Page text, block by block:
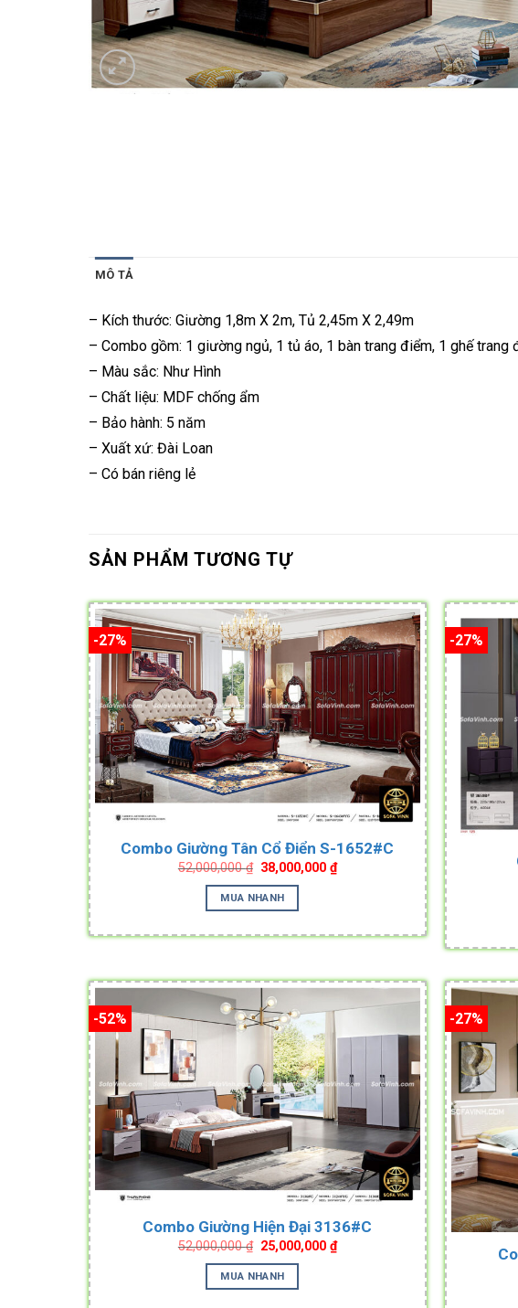
MÔ TẢ
– Kích thước: Giường 1,8m X 2m, Tủ 2,45m X 2,49m
– Combo gồm: 1 giường ngủ, 1 tủ áo, 1 bàn trang điểm, 1 ghế
– Màu sắc: Như Hình
– Chất liệu: MDF chống ẩm
– Bảo hành: 5 năm
– Xuất xứ: Đài Loan
– Có bán riêng lẻ
SẢN PHẨM TƯƠNG TỰ
-27%
Combo Giường Tân Cổ Điển S-1652#C
52,000,000₫ Original
price
was:
52,000,000 ₫.
38,000,000₫Current
price
MUA NHANH
-27%
-52%
Combo Giường Hiện Đại 3136#C
52,000,000₫ Original
price
was:
52,000,000 ₫.
25,000,000₫Current
price
MUA NHANH
-27%